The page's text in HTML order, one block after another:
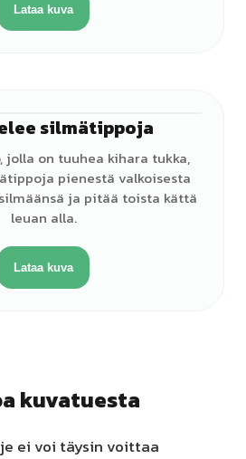
Lataa kuva
silmätippoja
jolla on tuuhea kihara tukka,
pienestä valkoisesta
ja pitää toista kättä
leuan alla.
Lataa kuva
kuvatuesta
ei voi täysin voittaa